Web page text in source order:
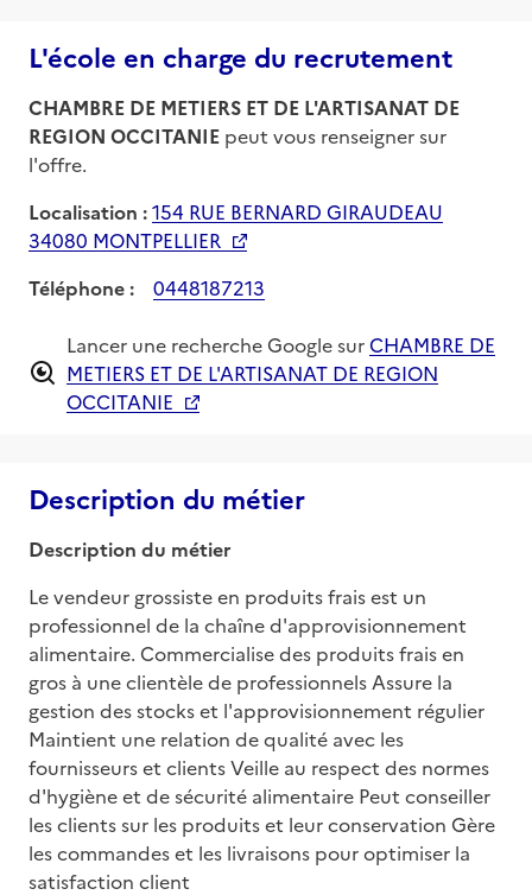
L'école en charge du recrutement
CHAMBRE DE METIERS ET DE L'ARTISANAT DE
REGION OCCITANIE peut vous renseigner sur
l'offre.
Localisation :154 RUE BERNARD GIRAUDEAU
34080 MONTPELLIER
Téléphone :
0448187213
Lancer une recherche Google surCHAMBRE DE
METIERS ET DE L'ARTISANAT DE REGION
OCCITANIE
Description du métier
Description du métier
Le vendeur grossiste en produits frais est un
professionnel de la chaîne d'approvisionnement
alimentaire. Commercialise des produits frais en
gros à une clientèle de professionnels Assure la
gestion des stocks et l'approvisionnement régulier
Maintient une relation de qualité avec les
fournisseurs et clients Veille au respect des normes
d'hygiène et de sécurité alimentaire Peut conseiller
les clients sur les produits et leur conservation Gère
les commandes et les livraisons pour optimiser la
satisfaction client